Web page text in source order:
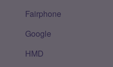
Fairphone
Google
HMD